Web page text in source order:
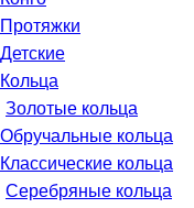
Протяжки
Детские
Кольца
Золотые кольца
Обручальные кольца
Классические кольца
Серебряные кольца